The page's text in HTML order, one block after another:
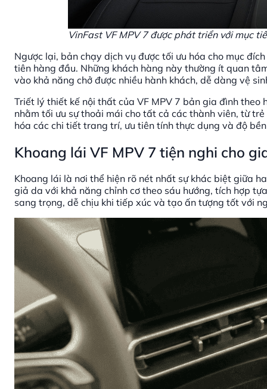
VinFast VF MPV 7 được phát triển với mục
Ngược lại, bản chạy dịch vụ được tối ưu hóa cho mục
tiên hàng đầu. Những khách hàng này thường ít quan
vào khả năng chở được nhiều hành khách, dễ dàng vệ
Triết lý thiết kế nội thất của VF MPV 7 bản gia đình
nhằm tối ưu sự thoải mái cho tất cả các thành viên, từ
hóa các chi tiết trang trí, ưu tiên tính thực dụng và độ
Khoang lái VF MPV 7 tiện nghi cho
Khoang lái là nơi thể hiện rõ nét nhất sự khác biệt giữa
giả da với khả năng chỉnh cơ theo sáu hướng, tích hợp
sang trọng, dễ chịu khi tiếp xúc và tạo ấn tượng tốt với